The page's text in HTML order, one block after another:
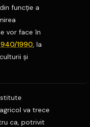
funcţie a
vor face în
1990, la
şi
va trece
ca, potrivit